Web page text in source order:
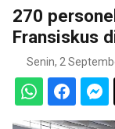
270
Fransiskus
Senin, 2